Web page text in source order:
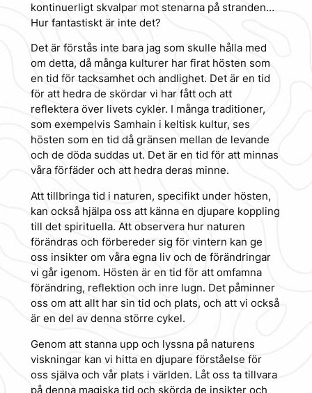
kontinuerligt skvalpar mot stenarna på stranden…
Hur fantastiskt är inte det?
Det är förstås inte bara jag som skulle hålla med
om detta, då många kulturer har firat hösten som
en tid för tacksamhet och andlighet. Det är en tid
för att hedra de skördar vi har fått och att
reflektera över livets cykler. I många traditioner,
som exempelvis Samhain i keltisk kultur, ses
hösten som en tid då gränsen mellan de levande
och de döda suddas ut. Det är en tid för att minnas
våra förfäder och att hedra deras minne.
Att tillbringa tid i naturen, specifikt under hösten,
kan också hjälpa oss att känna en djupare koppling
till det spirituella. Att observera hur naturen
förändras och förbereder sig för vintern kan ge
oss insikter om våra egna liv och de förändringar
vi går igenom. Hösten är en tid för att omfamna
förändring, reflektion och inre lugn. Det påminner
oss om att allt har sin tid och plats, och att vi också
är en del av denna större cykel.
Genom att stanna upp och lyssna på naturens
viskningar kan vi hitta en djupare förståelse för
oss själva och vår plats i världen. Låt oss ta tillvara
på denna magiska tid och skörda de insikter och